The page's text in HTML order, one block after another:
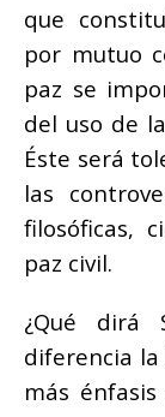
que
por mutuo
paz se
del uso de
Éste será
las
filosóficas,
paz civil.
¿Qué dirá
diferencia la
más